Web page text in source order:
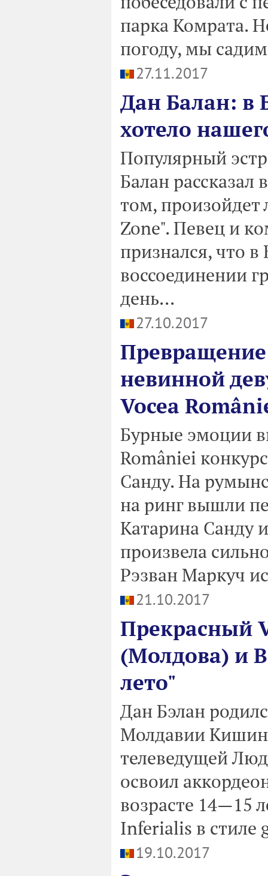
парка Комрата.
погоду, мы
27.11.2017
Дан Балан: в
хотело
Популярный
Балан
том, произойдет
Zone". Певец и
признался, что в
воссоединении
день...
27.10.2017
невинной
Vocea
Бурные эмоции
României
Санду. На
на ринг вышли
Катарина Санду
произвела
Рэзван Маркуч
21.10.2017
Прекрасный
(Молдова) и
лето"
Дан Бэлан
Молдавии
телеведущей
освоил
возрасте 14—15
Inferialis в стиле
19.10.2017